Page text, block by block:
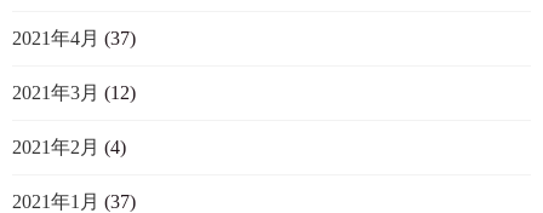
2021年4月 (37)
2021年3月 (12)
2021年2月 (4)
2021年1月 (37)